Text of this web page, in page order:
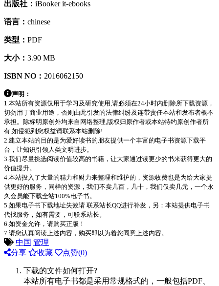
出版社： iBooker it-ebooks
语言： chinese
类型： PDF
大小： 3.90 MB
ISBN NO： 2016062150
声明：
1.本站所有资源仅用于学习及研究使用,请必须在24小时内删除所下载资源，
切勿用于商业用途，否则由此引发的法律纠纷及连带责任本站和发布者概不
承担。除标明原创外均来自网络整理,版权归原作者或本站特约原创作者所
有,如侵犯到您权益请联系本站删除!
2.建立本站的目的是为爱好读书的朋友提供一个丰富的电子书资源下载平
台，让知识引领人类文明进步。
3.我们尽量挑选阅读价值较高的书籍，让大家通过读更少的书来获得更大的
价值提升。
4.本站投入了大量的精力和财力来整理和维护的，资源收费也是为给大家提
供更好的服务，同样的资源，我们不卖几百，几十，我们仅卖几元，一个永
久会员能下载全站100%电子书。
5.如果电子书下载地址失效请 联系站长QQ进行补发，另：本站提供电子书
代找服务，如有需要，可联系站长。
6.如资金允许，请购买正版！
7.请您认真阅读上述内容，购买即以为着您同意上述内容。
中国 管理
分享
收藏 点赞(0)
下载的文件如何打开?
本站所有电子书都是采用常规格式的，一般包括PDF、